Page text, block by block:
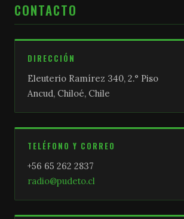
CONTACTO
DIRECCIÓN
Eleuterio Ramírez 340, 2.° Piso
Ancud, Chiloé, Chile
TELÉFONO Y CORREO
+56 65 262 2837
radio@pudeto.cl